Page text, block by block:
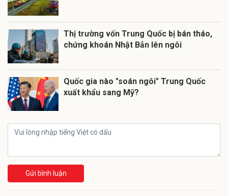
Thị trường vốn Trung Quốc bị bán tháo,
chứng khoán Nhật Bản lên ngôi
Quốc gia nào "soán ngôi" Trung Quốc
xuất khẩu sang Mỹ?
Gửi bình luận